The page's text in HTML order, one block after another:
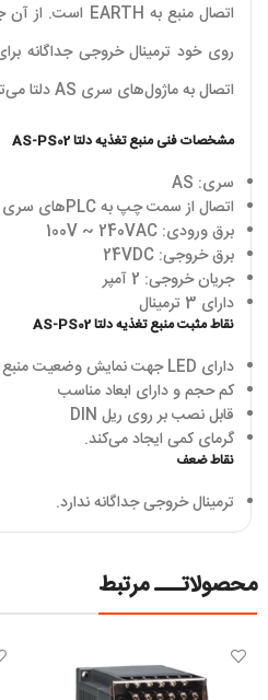
اتصال به ماژول‌های سری AS دلتا می‌تواند 24VDC را تولید کند.
مشخصات فنی منبع تغذیه دلتا AS-PS02
سری: AS
اتصال از سمت چپ به PLCهای سری AS
برق ورودی: 100V ~ 240VAC
برق خروجی: 24VDC
جریان خروجی: 2 آمپر
دارای 3 ترمینال
نقاط مثبت منبع تغذیه دلتا AS-PS02
دارای LED جهت نمایش وضعیت منبع تغذیه
کم حجم و دارای ابعاد مناسب
قابل نصب بر روی ریل DIN
گرمای کمی ایجاد می‌کند.
نقاط ضعف
ترمینال خروجی جداگانه ندارد.
محصولاتـــ مرتبط